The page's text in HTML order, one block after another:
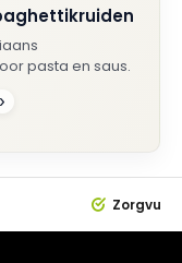
pasta en saus.
›